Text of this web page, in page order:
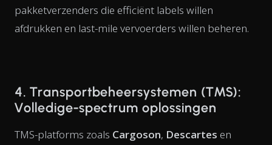
pakketverzenders die efficiënt labels willen
afdrukken en last-mile vervoerders willen beheren.
4. Transportbeheersystemen (TMS):
Volledige-spectrum oplossingen
TMS-platforms zoals Cargoson, Descartes en